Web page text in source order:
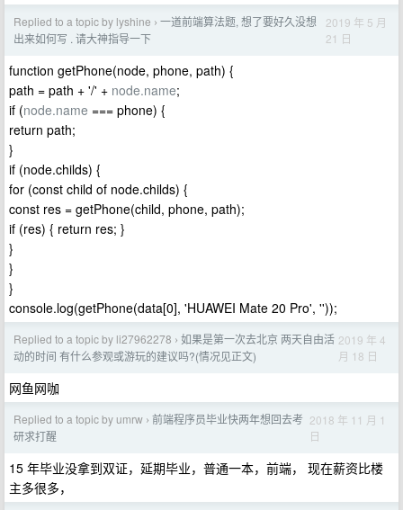
Replied to a topic by lyshine › 一道前端算法题, 想了要好久没想
出来如何写 . 请大神指导一下
2019 年 5 月
21 日
function getPhone(node, phone, path) {
path = path + '/' + node.name;
if (node.name === phone) {
return path;
}
if (node.childs) {
for (const child of node.childs) {
const res = getPhone(child, phone, path);
if (res) { return res; }
}
}
}
console.log(getPhone(data[0], 'HUAWEI Mate 20 Pro', ''));
Replied to a topic by li27962278 › 如果是第一次去北京 两天自由活
动的时间 有什么参观或游玩的建议吗?(情况见正文)
2019 年 4
月 18 日
网鱼网咖
Replied to a topic by umrw › 前端程序员毕业快两年想回去考
研求打醒
2018 年 11 月 1
日
15 年毕业没拿到双证，延期毕业，普通一本，前端， 现在薪资比楼
主多很多，